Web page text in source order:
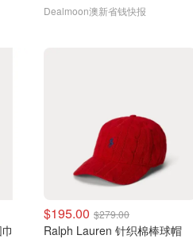
Dealmoon澳新省钱快报
巾
$195.00 $279.00
Ralph Lauren 针织棉棒球帽